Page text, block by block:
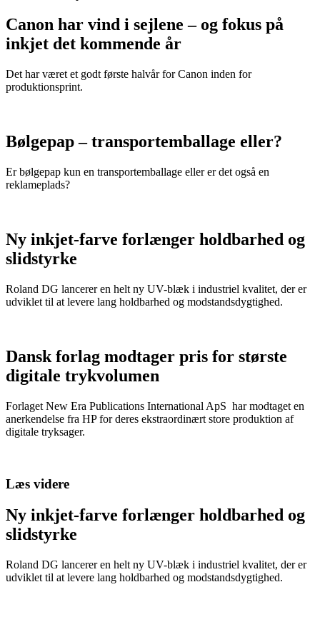
Canon har vind i sejlene – og fokus på
inkjet det kommende år
Det har været et godt første halvår for Canon inden for
produktionsprint.
Bølgepap – transportemballage eller?
Er bølgepap kun en transportemballage eller er det også en
reklameplads?
Ny inkjet-farve forlænger holdbarhed og
slidstyrke
Roland DG lancerer en helt ny UV-blæk i industriel kvalitet, der er
udviklet til at levere lang holdbarhed og modstandsdygtighed.
Dansk forlag modtager pris for største
digitale trykvolumen
Forlaget New Era Publications International ApS har modtaget en
anerkendelse fra HP for deres ekstraordinært store produktion af
digitale tryksager.
Læs videre
Ny inkjet-farve forlænger holdbarhed og
slidstyrke
Roland DG lancerer en helt ny UV-blæk i industriel kvalitet, der er
udviklet til at levere lang holdbarhed og modstandsdygtighed.